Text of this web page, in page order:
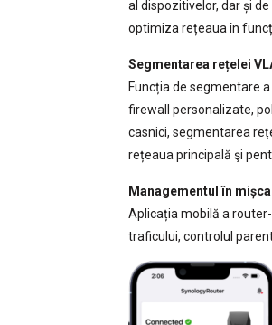
al dispozitivelor, dar și
optimiza rețeaua în
Segmentarea rețelei
Funcția de segmentare
firewall personalizate,
casnici, segmentarea
rețeaua principală şi
Managementul în
Aplicația mobilă a
traficului, controlul